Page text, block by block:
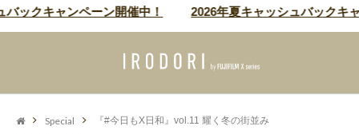
クキャンペーン開催中！ 2026年夏キャッシュバックキャ
Special 『#今日もX日和』vol.11 耀く冬の街並み